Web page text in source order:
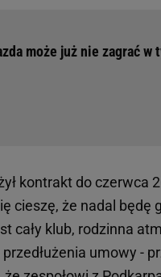
może już nie zagrać w
kontrakt do czerwca
cieszę, że nadal będę
cały klub, rodzinna
umowy -